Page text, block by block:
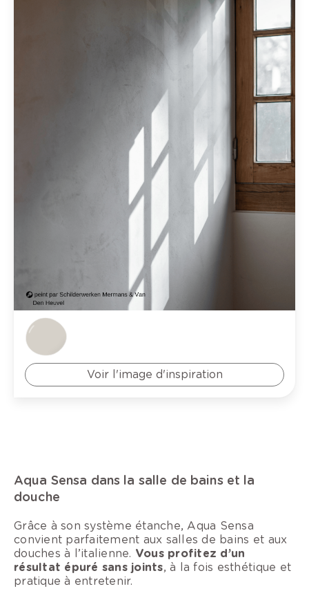
Voir l'image d'inspiration
Aqua Sensa dans la salle de bains et la
douche
Grâce à son système étanche, Aqua Sensa
convient parfaitement aux salles de bains et aux
douches à l’italienne. Vous profitez d’un
résultat épuré sans joints, à la fois esthétique et
pratique à entretenir.